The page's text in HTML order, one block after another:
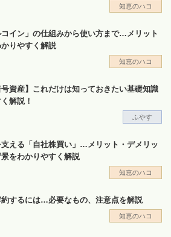
知恵のハコ
コイン」の仕組みから使い方まで…メリット
りやすく解説
知恵のハコ
号資産】これだけは知っておきたい基礎知識
解説！
ふやす
支える「自社株買い」…メリット・デメリッ
景をわかりやすく解説
知恵のハコ
するには…必要なもの、注意点を解説
知恵のハコ